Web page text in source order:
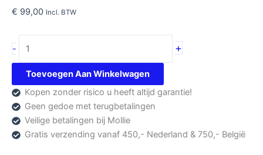
€ 99,00 Incl. BTW
-
RS-
50
aantal
+
Toevoegen Aan Winkelwagen
Kopen zonder risico u heeft altijd garantie!
Geen gedoe met terugbetalingen
Veilige betalingen bij Mollie
Gratis verzending vanaf 450,- Nederland & 750,- België